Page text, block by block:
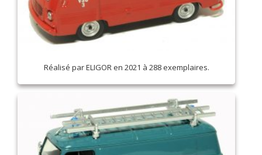
Réalisé par ELIGOR en 2021 à 288 exemplaires.